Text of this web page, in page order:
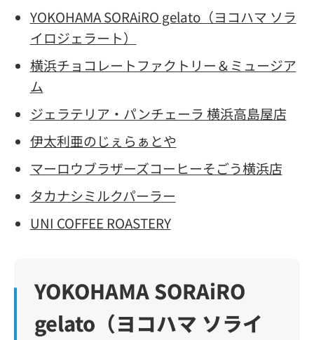
YOKOHAMA SORAiRO gelato（ヨコハマ ソラ
イロジェラート）
横浜チョコレートファクトリー＆ミュージア
ム
ジェラテリア・パンチェーラ 横浜高島屋店
伊太利亜のじぇらぁとや
マーロウブラザーズコーヒーそごう横浜店
タカナシミルクパーラー
UNI COFFEE ROASTERY
YOKOHAMA SORAiRO
gelato（ヨコハマ ソライ